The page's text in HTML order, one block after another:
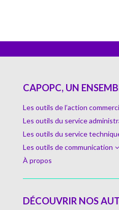
CAPOPC, UN
Les outils de l’action
Les outils du service
Les outils du service
Les outils de communication 3
À propos
DÉCOUVRIR NOS